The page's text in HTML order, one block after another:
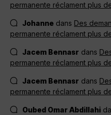
permanente réclament plus
Johanne dans Des
permanente réclament plus
Jacem Bennasr dans
permanente réclament plus
Jacem Bennasr dans
permanente réclament plus
Oubed Omar Abdillahi